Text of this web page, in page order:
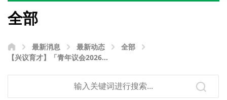
全部
最新消息 最新动态
全部
【兴议育才】「青年议会2026」
人才